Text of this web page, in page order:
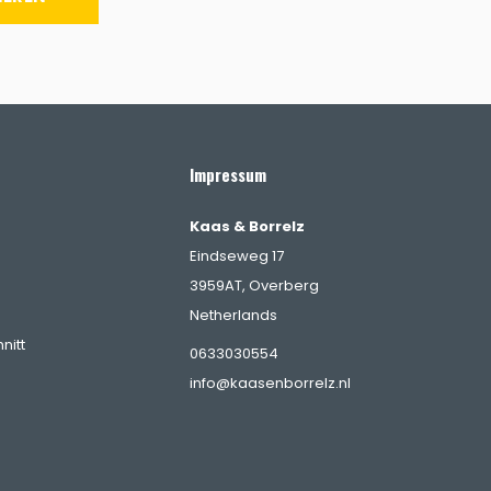
Impressum
Kaas & Borrelz
Eindseweg 17
3959AT, Overberg
Netherlands
0633030554
info@kaasenborrelz.nl